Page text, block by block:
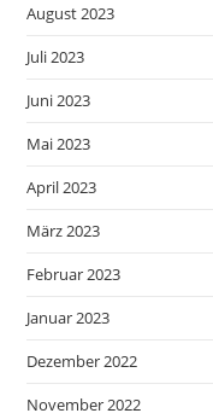
August 2023
Juli 2023
Juni 2023
Mai 2023
April 2023
März 2023
Februar 2023
Januar 2023
Dezember 2022
November 2022